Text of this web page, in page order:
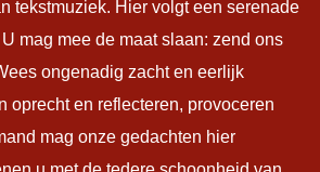
tekstmuziek. Hier volgt een serenade
mag mee de maat slaan: zend ons
ongenadig zacht en eerlijk
oprecht en reflecteren, provoceren
mag onze gedachten hier